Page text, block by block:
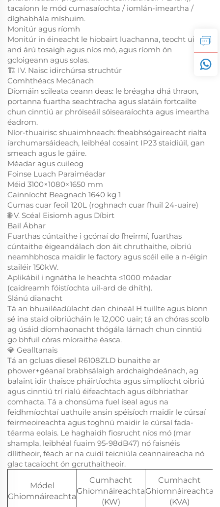
tacaíonn le mód cumasaíochta / iomlán-imeartha /
díghabhála míshuim.
Monitúr agus ríomh
Monitúr in éineacht le hiobairt luachanna, teocht uisce,
and árú tosaigh agus níos mó, agus ríomh ón
gcloigeann agus solas.
🏗️ IV. Naisc idirchúrsa struchtúr
Comhthéacs Mecánach
Díomáin scileata ceann deas: le bréagha dhá thraon,
portanna fuartha seachtracha agus slatáin fortcailte
chun cinntiú ar phróiseáil sóisearaíochta agus imeartha
éadrom.
Níor-thuairisc shuaimhneach: fheabhsógaireacht rialta
íarchumarsáideach, leibhéal cosaint IP23 staidiúil, gan
smeach agus le gáire.
Méadar agus cuileog
Foinse Luach Paraiméadar
Méid 3100×1080×1650 mm
Cainníocht Beagnach 1640 kg 1
Cumas cuar feoil 120L (roghnach cuar fhuil 24-uaire)
🌐 V. Scéal Eisiomh agus Díbirt
Bail Ábhar
Fuarthas cúntaithe i gcónaí do fheirmí, fuarthas
cúntaithe éigeandálach don áit chruthaithe, oibriú
neamhbhosca maidir le factory agus scéil eile a n-éigin
stailéir 150kW.
Aplikábil i ngnátha le heachta ≤1000 méadar
(caidreamh fóistíochta uil-ard de dhíth).
Slánú dianacht
Tá an bhuailéadúlacht den chineál H tuillte agus bíonn
sé ina staid oibriúcháin le 12,000 uair; tá an chóras scolb
ag úsáid díomhaonacht thógála lárnach chun cinntiú
go bhfuil córas míoraithe éasca.
💎 Gealltanais
Tá an gcluas diesel R6108ZLD bunaithe ar
phower+géanaí brabhsálaigh ardchaighdeánach, ag
balaint idir thaisce pháirtíochta agus símplíocht oibriú
agus cinntiú trí rialú éifeachtach agus díbhriathar
comhacta. Tá a chonsúma fuel íseal agus na
feidhmíochtaí uathuile ansin spéisíoch maidir le cúrsaí
feirmeoireachta agus toghnú maidir le cúrsaí fada-
téarma eolais. Le haghaidh fiosrucht níos mó (mar
shampla, leibhéal fuaim 95-98dB47) nó faisnéis
dlíitheoir, féach ar na cuidí teicniúla ceannaireacha nó
glac tacaíocht ón gcruthaitheoir.
Módel
Ghiomnáireachta
Cumhacht
Ghiomnáireachta
(KW)
Cumhacht
Ghiomnáireachta
(KVA)